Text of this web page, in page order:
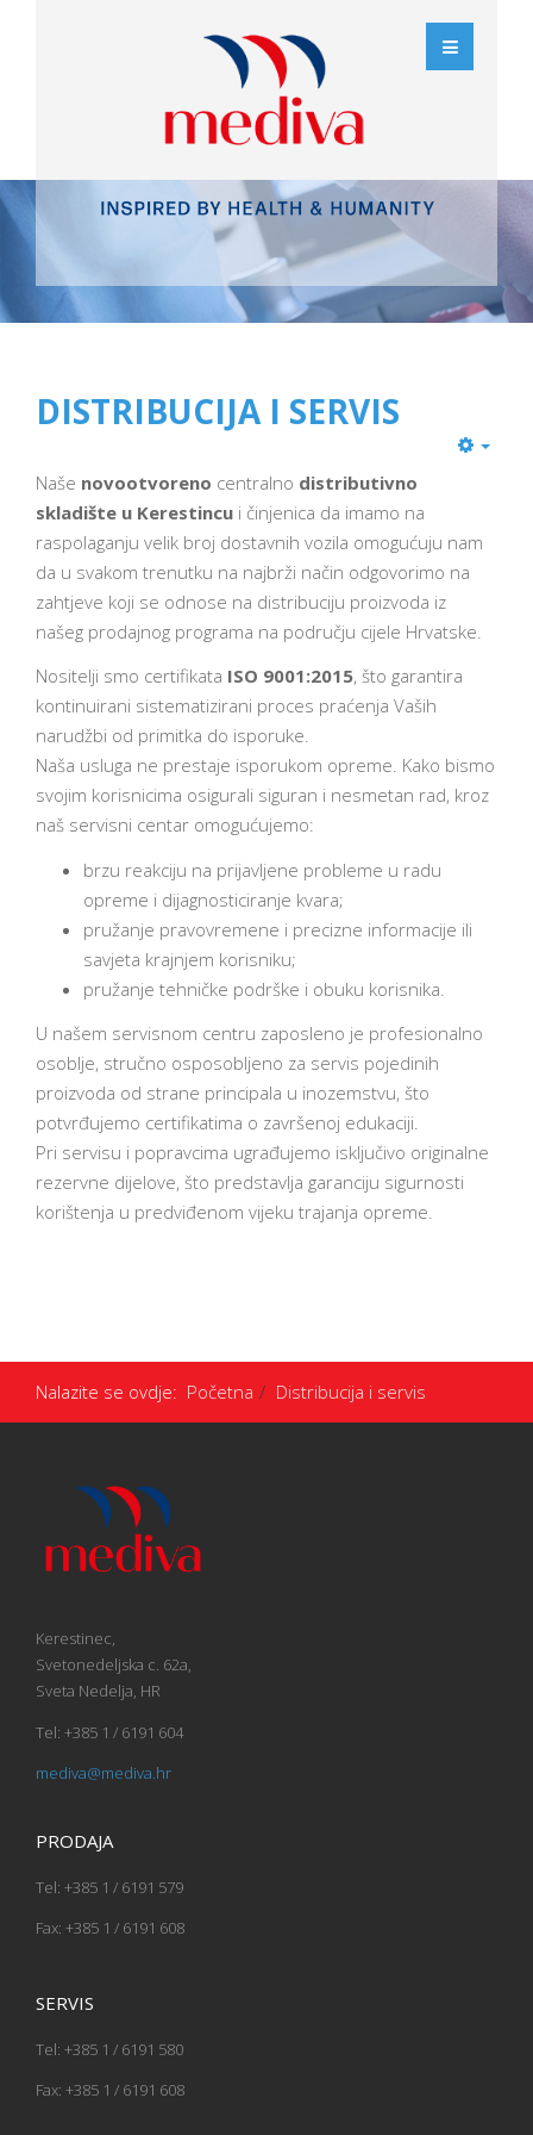
DISTRIBUCIJA I SERVIS
Naše novootvoreno centralno distributivno
skladište u Kerestincu i činjenica da imamo na
raspolaganju velik broj dostavnih vozila omogućuju nam
da u svakom trenutku na najbrži način odgovorimo na
zahtjeve koji se odnose na distribuciju proizvoda iz
našeg prodajnog programa na području cijele Hrvatske.
Nositelji smo certifikata ISO 9001:2015, što garantira
kontinuirani sistematizirani proces praćenja Vaših
narudžbi od primitka do isporuke.
Naša usluga ne prestaje isporukom opreme. Kako bismo
svojim korisnicima osigurali siguran i nesmetan rad, kroz
naš servisni centar omogućujemo:
brzu reakciju na prijavljene probleme u radu
opreme i dijagnosticiranje kvara;
pružanje pravovremene i precizne informacije ili
savjeta krajnjem korisniku;
pružanje tehničke podrške i obuku korisnika.
U našem servisnom centru zaposleno je profesionalno
osoblje, stručno osposobljeno za servis pojedinih
proizvoda od strane principala u inozemstvu, što
potvrđujemo certifikatima o završenoj edukaciji.
Pri servisu i popravcima ugrađujemo isključivo originalne
rezervne dijelove, što predstavlja garanciju sigurnosti
korištenja u predviđenom vijeku trajanja opreme.
Nalazite se ovdje: Početna Distribucija i servis
Kerestinec,
Svetonedeljska c. 62a,
Sveta Nedelja, HR
Tel: +385 1 / 6191 604
mediva@mediva.hr
PRODAJA
Tel: +385 1 / 6191 579
Fax: +385 1 / 6191 608
SERVIS
Tel: +385 1 / 6191 580
Fax: +385 1 / 6191 608